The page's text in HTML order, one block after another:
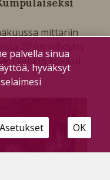
mittariin
vetikin kovasti
palvella sinua
hyväksyt
Asetukset OK